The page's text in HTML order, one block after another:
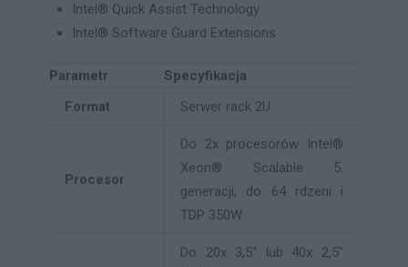
Intel® Quick Assist Technology
Intel® Software Guard Extensions
Parametr
Specyfikacja
Format
Serwer rack 2U
Procesor
Do 2x procesorów Intel®
Xeon® Scalable 5.
generacji, do 64 rdzeni i
TDP 350W
Do 20x 3,5" lub 40x 2,5"